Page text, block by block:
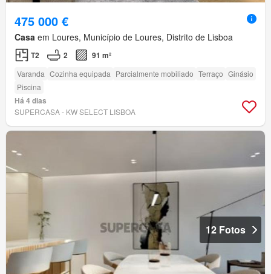
475 000 €
Casa em Loures, Município de Loures, Distrito de Lisboa
T2 2 91 m²
Varanda Cozinha equipada Parcialmente mobiliado Terraço Ginásio
Piscina
Há 4 dias
SUPERCASA - KW SELECT LISBOA
12 Fotos